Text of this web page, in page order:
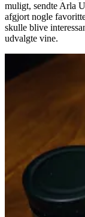
muligt, sendte Arla
afgjort nogle
skulle blive
udvalgte vine.